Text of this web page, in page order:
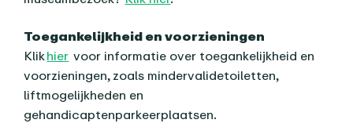
Toegankelijkheid en voorzieningen
Klikhier voor informatie over toegankelijkheid en
voorzieningen, zoals mindervalidetoiletten,
liftmogelijkheden en
gehandicaptenparkeerplaatsen.